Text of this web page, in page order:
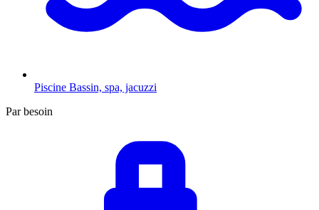
Piscine Bassin, spa, jacuzzi
Par besoin